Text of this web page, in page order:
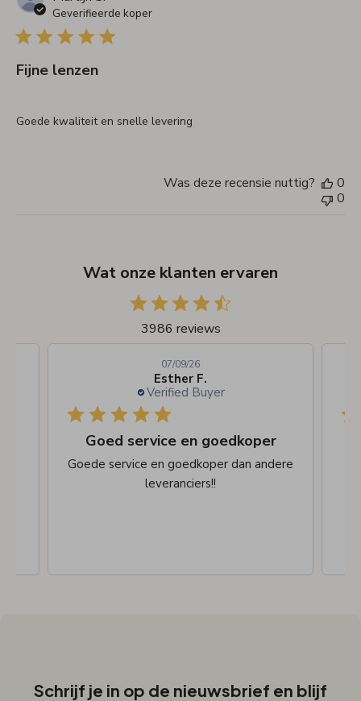
Geverifieerde koper
Fijne lenzen
Goede kwaliteit en snelle levering
Was deze recensie nuttig?
0
0
Wat onze klanten ervaren
3986 reviews
Esther F.
Verified Buyer
07/09/26
Goed service en goedkoper
Goede service en goedkoper dan andere
leveranciers!!
Schrijf je in op de nieuwsbrief en blijf